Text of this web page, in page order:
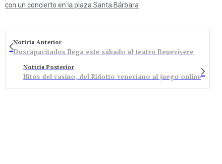
con un concierto en la plaza Santa Bárbara
Noticia Anterior
Doscapacitados llega este sábado al teatro Benevivere
Noticia Posterior
Hitos del casino, del Ridotto veneciano al juego online